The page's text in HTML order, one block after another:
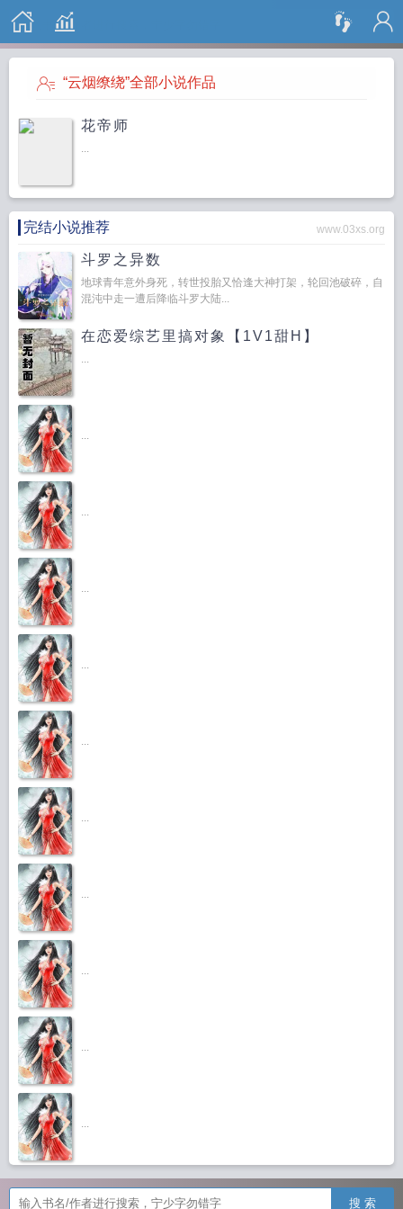
搜 索
“云烟缭绕”全部小说作品
花帝师
...
完结小说推荐 www.03xs.org
斗罗之异数
地球青年意外身死，转世投胎又恰逢大神打架，轮回池破碎，自
混沌中走一遭后降临斗罗大陆...
在恋爱综艺里搞对象【1V1甜H】
...
...
...
...
...
...
...
...
...
...
...
搜 索